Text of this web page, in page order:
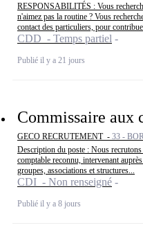
RESPONSABILITÉS : Vous
n'aimez pas la routine ? Vous
contact des particuliers, pour
CDD - Temps partiel
Publié il y a 21 jours
Commissaire aux
GECO RECRUTEMENT - 33 -
Description du poste : Nous
comptable reconnu, intervenant
groupes, associations et structures...
CDI - Non renseigné
Publié il y a 8 jours